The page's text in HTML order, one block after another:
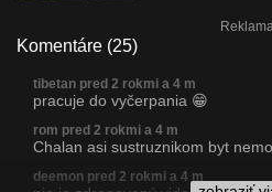
Komentáre (25)
tibetan pred 2 rokmi a 4 m
pracuje do vyčerpania 😁
rom pred 2 rokmi a 4 m
Chalan asi sustruznikom byt
deemon pred 2 rokmi a 4 m